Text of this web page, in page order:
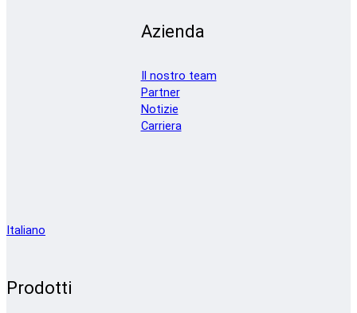
Azienda
Il nostro team
Partner
Notizie
Carriera
Italiano
Prodotti